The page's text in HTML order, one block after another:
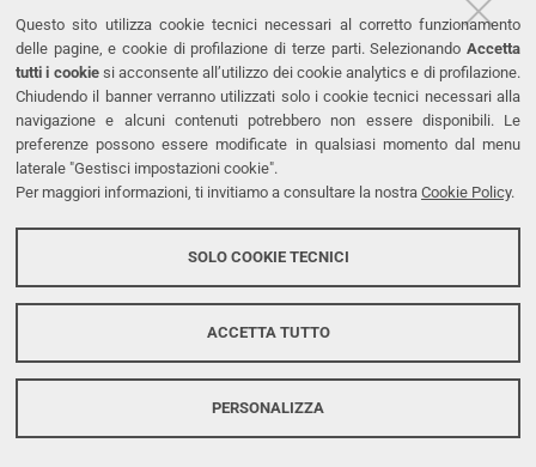
Questo sito utilizza cookie tecnici necessari al corretto funzionamento
delle pagine, e cookie di profilazione di terze parti. Selezionando Accetta
tutti i cookiesi acconsente all’utilizzo dei cookie analytics e di profilazione.
Chiudendo il banner verranno utilizzati solo i cookie tecnici necessari alla
navigazione e alcuni contenuti potrebbero non essere disponibili. Le
preferenze possono essere modificate in qualsiasi momento dal menu
laterale "Gestisci impostazioni cookie".
Per maggiori informazioni, ti invitiamo a consultare la nostra Cookie Policy.
SOLO COOKIE TECNICI
ACCETTA TUTTO
PERSONALIZZA
Tel. +39 0532 293111
Fax. +39 0532 293031
PEC
LINKS
Dichiarazione di accessibilità
Protezione dati personali